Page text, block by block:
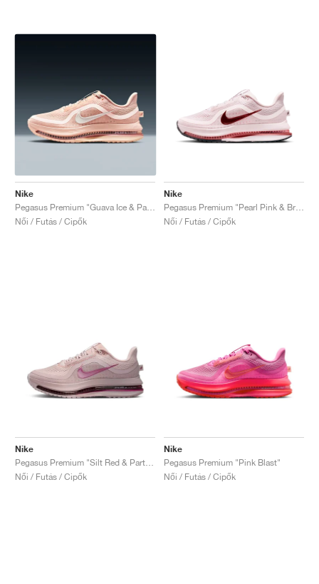
Nike
Női / Futás / Cipők
Nike
Női / Futás / Cipők
Nike
Női / Futás / Cipők
Nike
Pegasus Premium "Pink Blast"
Női / Futás / Cipők